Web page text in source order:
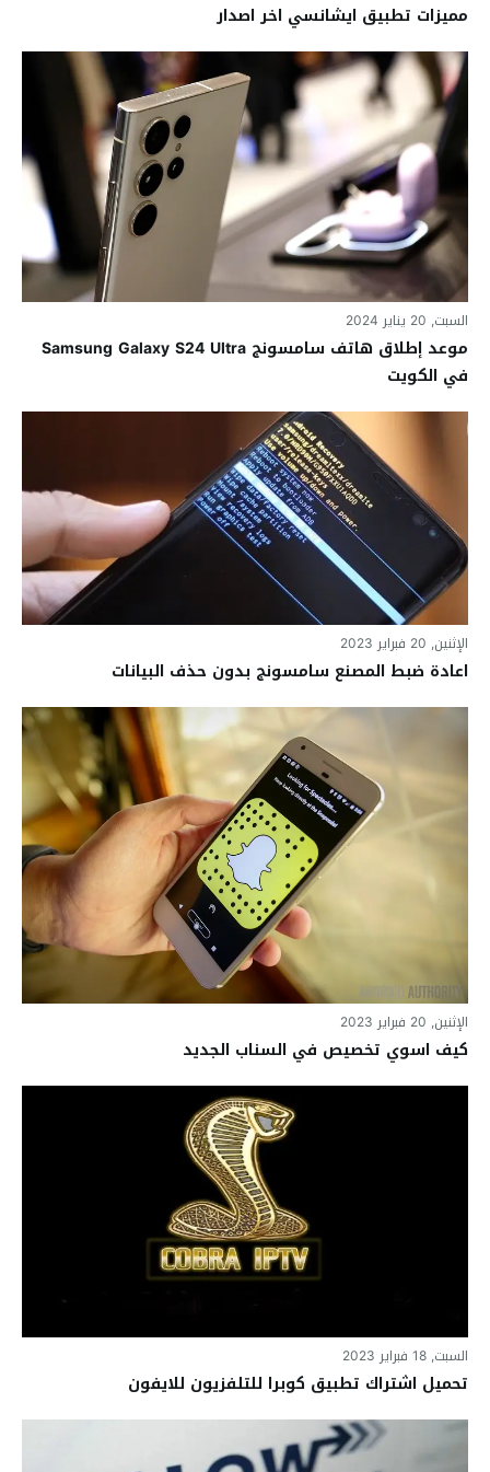
مميزات تطبيق ايشانسي اخر اصدار
السبت, 20 يناير 2024
موعد إطلاق هاتف سامسونج Samsung Galaxy S24 Ultra
في الكويت
الإثنين, 20 فبراير 2023
اعادة ضبط المصنع سامسونج بدون حذف البيانات
الإثنين, 20 فبراير 2023
كيف اسوي تخصيص في السناب الجديد
السبت, 18 فبراير 2023
تحميل اشتراك تطبيق كوبرا للتلفزيون للايفون